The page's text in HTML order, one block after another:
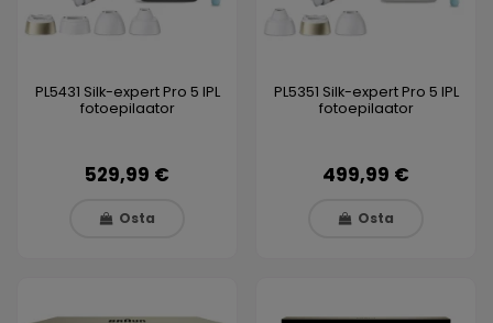
PL5431 Silk-expert Pro 5 IPL
fotoepilaator
529,99 €
Osta
PL5351 Silk-expert Pro 5 IPL
fotoepilaator
499,99 €
Osta